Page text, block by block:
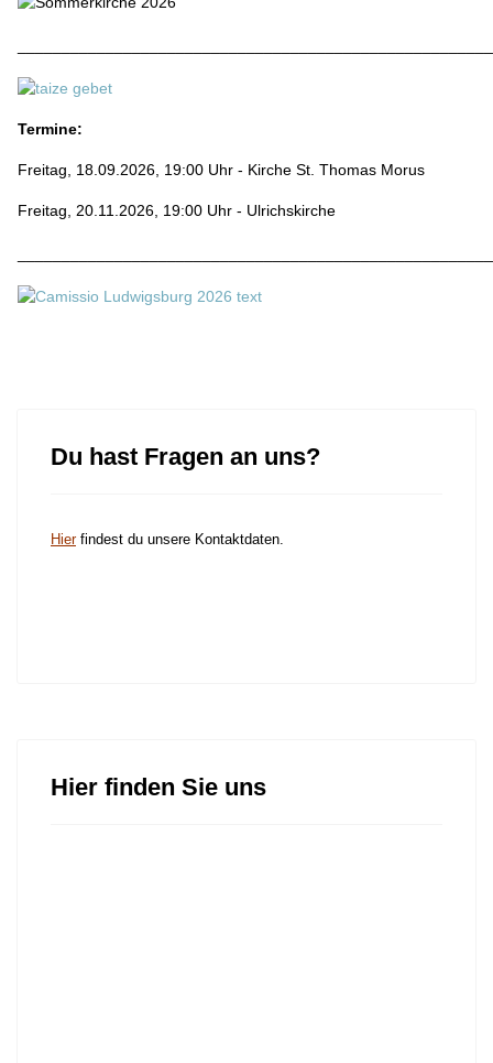
Termine:
Freitag, 18.09.2026, 19:00 Uhr - Kirche St. Thomas Morus
Freitag, 20.11.2026, 19:00 Uhr - Ulrichskirche
Du hast Fragen an uns?
Hierfindest du unsere Kontaktdaten.
Hier finden Sie uns